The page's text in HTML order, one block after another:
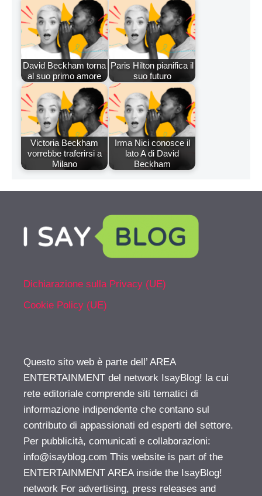
David Beckham torna
al suo primo amore
Paris Hilton pianifica il
suo futuro
Victoria Beckham
vorrebbe traferirsi a
Milano
Irma Nici conosce il
lato A di David
Beckham
Dichiarazione sulla Privacy (UE)
Cookie Policy (UE)
Questo sito web è parte dell’ AREA
ENTERTAINMENT del network IsayBlog! la cui
rete editoriale comprende siti tematici di
informazione indipendente che contano sul
contributo di appassionati ed esperti del settore.
Per pubblicità, comunicati e collaborazioni:
info@isayblog.com This website is part of the
ENTERTAINMENT AREA inside the IsayBlog!
network For advertising, press releases and